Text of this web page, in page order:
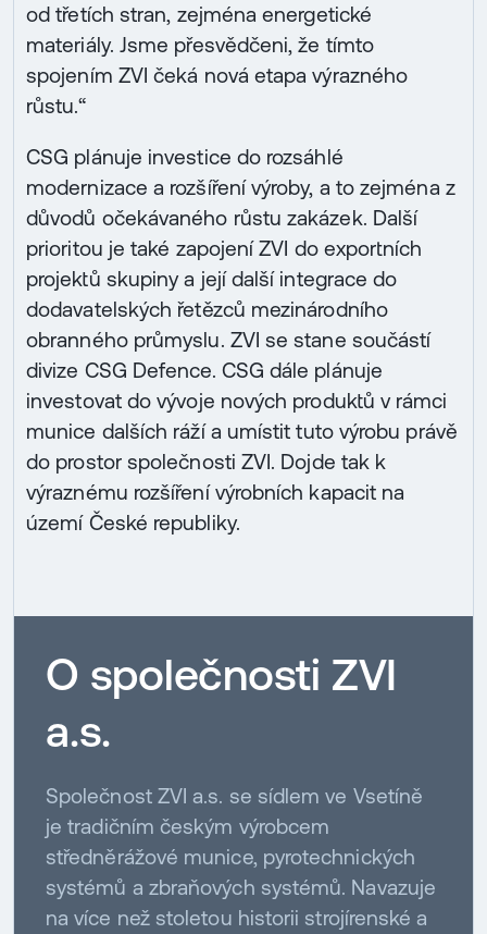
od třetích stran, zejména energetické
materiály. Jsme přesvědčeni, že tímto
spojením ZVI čeká nová etapa výrazného
růstu.“
CSG plánuje investice do rozsáhlé
modernizace a rozšíření výroby, a to zejména z
důvodů očekávaného růstu zakázek. Další
prioritou je také zapojení ZVI do exportních
projektů skupiny a její další integrace do
dodavatelských řetězců mezinárodního
obranného průmyslu. ZVI se stane součástí
divize CSG Defence. CSG dále plánuje
investovat do vývoje nových produktů v rámci
munice dalších ráží a umístit tuto výrobu právě
do prostor společnosti ZVI. Dojde tak k
výraznému rozšíření výrobních kapacit na
území České republiky.
O společnosti ZVI
a.s.
Společnost ZVI a.s. se sídlem ve Vsetíně
je tradičním českým výrobcem
středněrážové munice, pyrotechnických
systémů a zbraňových systémů. Navazuje
na více než stoletou historii strojírenské a